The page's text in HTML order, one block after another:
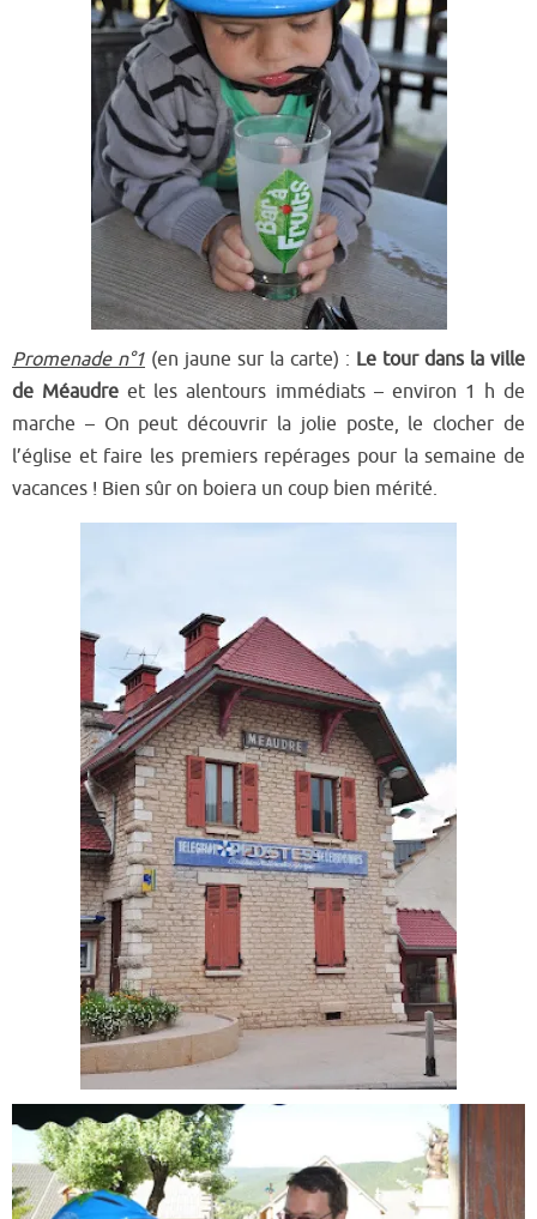
Promenade n°1 (en jaune sur la carte) : Le tour dans la ville
de Méaudre et les alentours immédiats – environ 1 h de
marche – On peut découvrir la jolie poste, le clocher de
l’église et faire les premiers repérages pour la semaine de
vacances ! Bien sûr on boiera un coup bien mérité.